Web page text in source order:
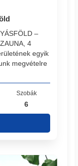
–
4
egyik
megvételre
Szobák
6